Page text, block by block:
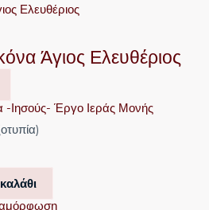
Άγιος Ελευθέριος